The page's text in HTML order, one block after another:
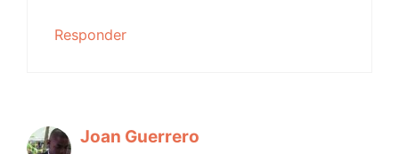
Responder
Joan Guerrero